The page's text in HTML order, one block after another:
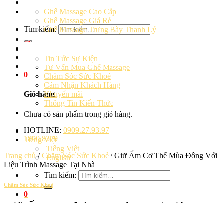
Tìm kiếm:
0
Giỏ hàng
Chưa có sản phẩm trong giỏ hàng.
Tiếng Việt
Tiếng Việt
English
Tìm kiếm:
0
Ghế Massage Cao Cấp
Ghế Massage Giá Rẻ
Ghế Massage Trưng Bày Thanh Lý
Cảm Nhận Khách Hàng
Tin Tức Sự Kiện
Tư Vấn Mua Ghế Massage
Chăm Sóc Sức Khoẻ
Cảm Nhận Khách Hàng
Khuyến mãi
Thông Tin Kiến Thức
Liên hệ
HOTLINE: 0909.27.93.97
1800.8379
Trang chủ / Chăm Sóc Sức Khoẻ /Giữ Ấm Cơ Thể Mùa Đông Với
Liệu Trình Massage Tại Nhà
Chăm Sóc Sức Khoẻ